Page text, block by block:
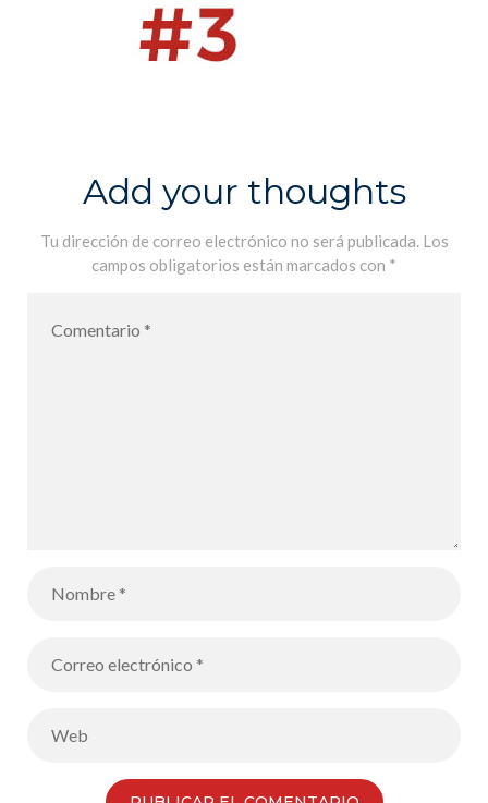
Add your thoughts
Tu dirección de correo electrónico no será publicada. Los
campos obligatorios están marcados con *